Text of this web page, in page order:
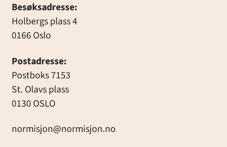
Besøksadresse:
Holbergs plass 4
0166 Oslo
Postadresse:
Postboks 7153
St. Olavs plass
0130 OSLO
normisjon@normisjon.no